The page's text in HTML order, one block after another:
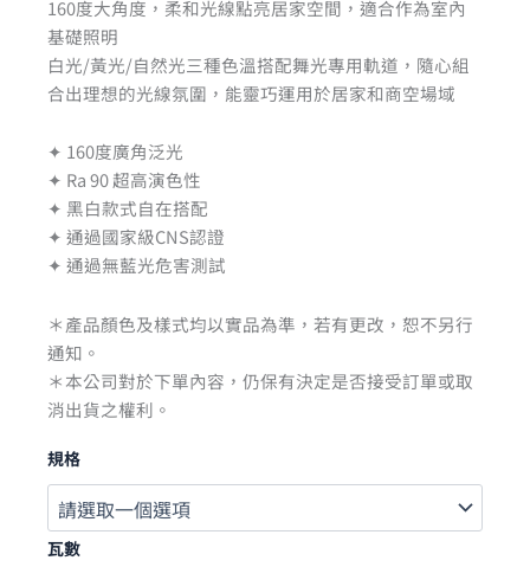
160度大角度，柔和光線點亮居家空間，適合作為室內
基礎照明
白光/黃光/自然光三種色溫搭配舞光專用軌道，隨心組
合出理想的光線氛圍，能靈巧運用於居家和商空場域
✦ 160度廣角泛光
✦ Ra 90 超高演色性
✦ 黑白款式自在搭配
✦ 通過國家級CNS認證
✦ 通過無藍光危害測試
＊產品顏色及樣式均以實品為準，若有更改，恕不另行
通知。
＊本公司對於下單內容，仍保有決定是否接受訂單或取
消出貨之權利。
規格
瓦數